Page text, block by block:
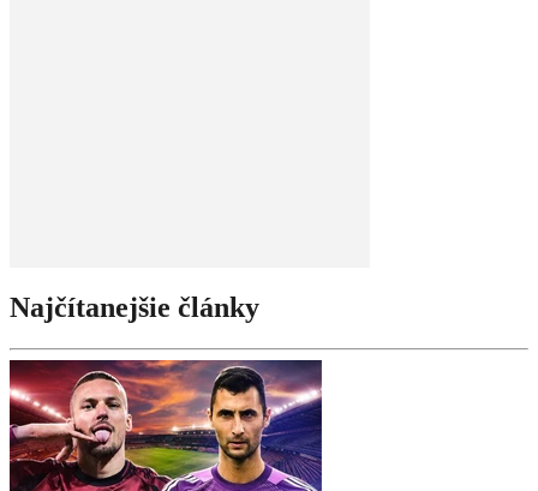
Najčítanejšie články